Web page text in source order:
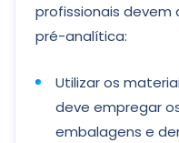
profissionais devem
pré-analítica:
Utilizar os
deve empregar
embalagens e